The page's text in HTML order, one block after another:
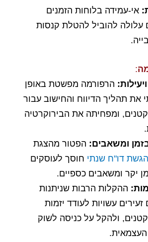
אי-עמידה בלוחות הזמנים
עלולה להוביל להטלת קנסות
:
: הרפורמה מפשטת באופן
את תהליך הדיווח והחישוב עבור
ומפחיתה את הבירוקרטיה
ומשאבים: הפטור מהצגת
הגשת דו"ח שנתי חוסך לעוסקים
יקר ומשאבים כספיים.
: ההקלות הרבות שניתנות
זעירים עשויות לעודד יזמות
ולהקל על כניסה לשוק